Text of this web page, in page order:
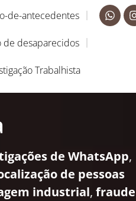
de-antecedentes
de desaparecidos
Trabalhista
de WhatsApp,
de pessoas
industrial, fraude